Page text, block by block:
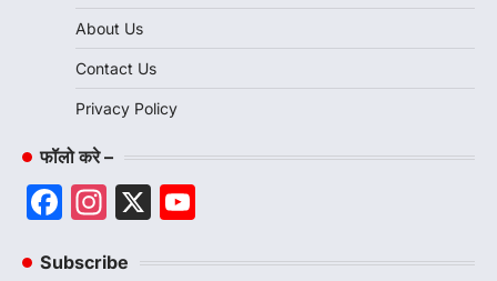
About Us
Contact Us
Privacy Policy
फॉलो करे –
Facebook
Instagram
X
Subscribe